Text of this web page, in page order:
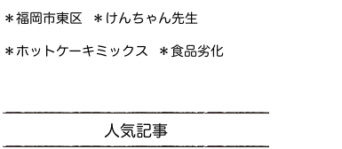
＊福岡市東区 ＊けんちゃん先生
＊ホットケーキミックス ＊食品劣化
人気記事